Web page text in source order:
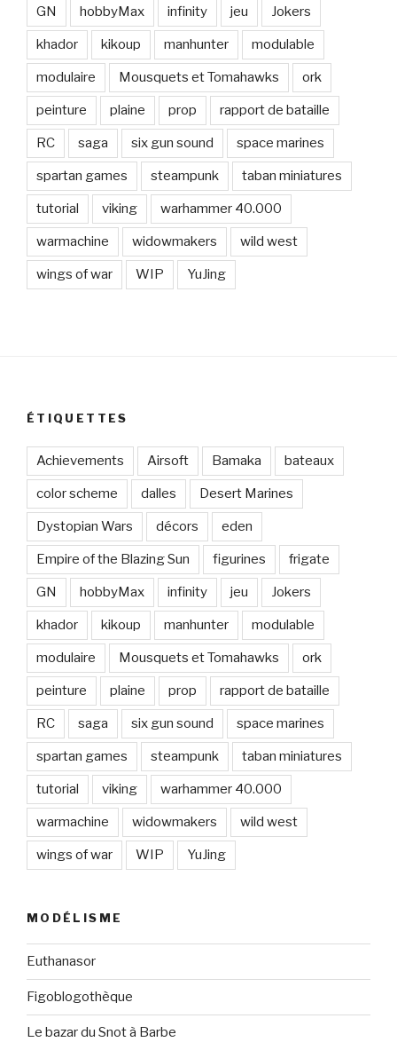
GN hobbyMax infinity jeu Jokers
khador kikoup manhunter modulable
modulaire Mousquets et Tomahawks ork
peinture plaine prop rapport de bataille
RC saga six gun sound space marines
spartan games steampunk taban miniatures
tutorial viking warhammer 40.000
warmachine widowmakers wild west
wings of war WIP YuJing
ÉTIQUETTES
Achievements Airsoft Bamaka bateaux
color scheme dalles Desert Marines
Dystopian Wars décors eden
Empire of the Blazing Sun figurines frigate
GN hobbyMax infinity jeu Jokers
khador kikoup manhunter modulable
modulaire Mousquets et Tomahawks ork
peinture plaine prop rapport de bataille
RC saga six gun sound space marines
spartan games steampunk taban miniatures
tutorial viking warhammer 40.000
warmachine widowmakers wild west
wings of war WIP YuJing
MODÉLISME
Euthanasor
Figoblogothèque
Le bazar du Snot à Barbe